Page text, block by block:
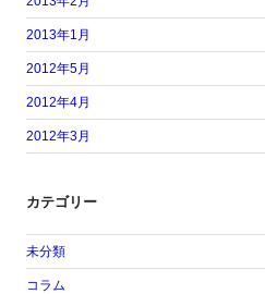
2013年1月
2012年5月
2012年4月
2012年3月
カテゴリー
未分類
コラム